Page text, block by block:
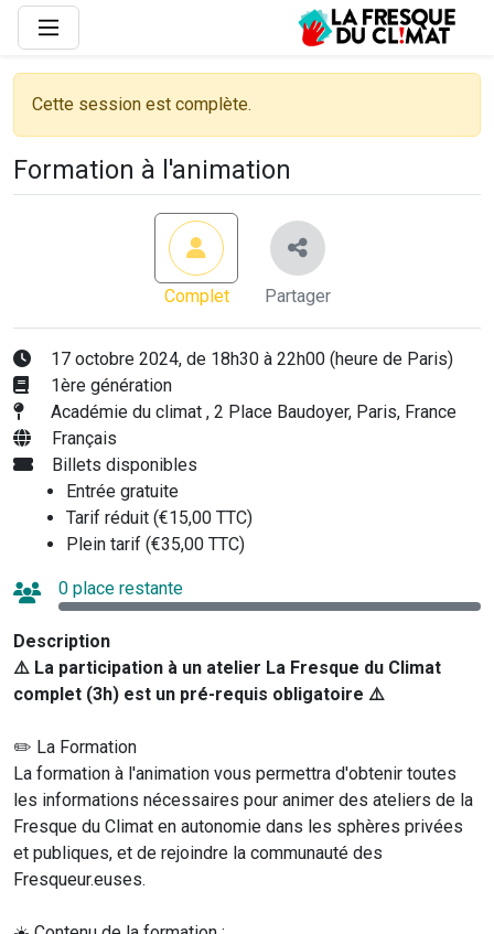
Cette session est complète.
Formation à l'animation
Complet Partager
17 octobre 2024, de 18h30 à 22h00 (heure de Paris)
1ère génération
Académie du climat , 2 Place Baudoyer, Paris, France
Français
Billets disponibles
Entrée gratuite
Tarif réduit (€15,00 TTC)
Plein tarif (€35,00 TTC)
0 place restante
Description
⚠️ La participation à un atelier La Fresque du Climat
complet (3h) est un pré-requis obligatoire ⚠️
✏️ La Formation
La formation à l'animation vous permettra d'obtenir toutes
les informations nécessaires pour animer des ateliers de la
Fresque du Climat en autonomie dans les sphères privées
et publiques, et de rejoindre la communauté des
Fresqueur.euses.